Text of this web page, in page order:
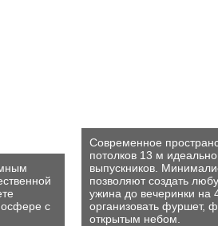
с
Современное
потолков 13 м
выпускников.
позволяют создать
ужина до вечеринки на
организовать фуршет,
открытым небом.